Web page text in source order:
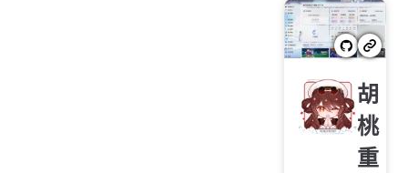
胡
桃
重